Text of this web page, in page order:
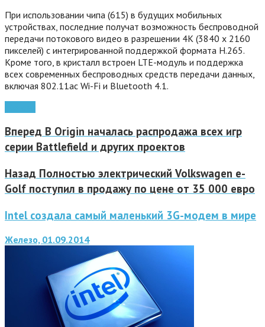
При использовании чипа (615) в будущих мобильных
устройствах, последние получат возможность беспроводной
передачи потокового видео в разрешении 4K (3840 x 2160
пикселей) с интегрированной поддержкой формата H.265.
Кроме того, в кристалл встроен LTE-модуль и поддержка
всех современных беспроводных средств передачи данных,
включая 802.11ac Wi-Fi и Bluetooth 4.1.
Вперед В Origin началась распродажа всех игр
серии Battlefield и других проектов
Назад Полностью электрический Volkswagen e-
Golf поступил в продажу по цене от 35 000 евро
Intel создала самый маленький 3G-модем в мире
Железо, 01.09.2014